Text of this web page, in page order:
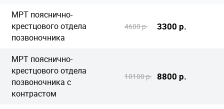
МРТ пояснично-
крестцового отдела
позвоночника
4600 р. 3300 р.
МРТ пояснично-
крестцового отдела
позвоночника с
контрастом
10100 р. 8800 р.